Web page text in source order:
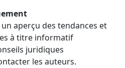
aperçu des tendances et
à titre informatif
juridiques
les auteurs.